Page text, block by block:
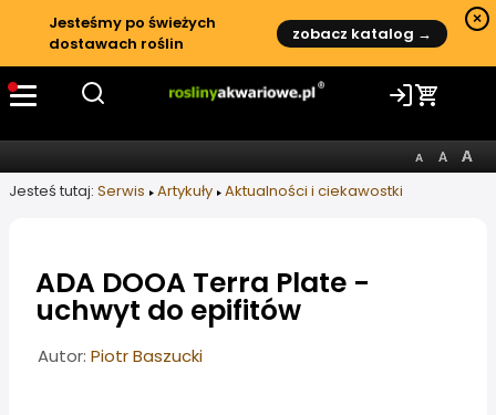
Jesteśmy po świeżych
dostawach roślin
zobacz katalog →
×
Jesteś tutaj: Serwis Artykuły Aktualności i ciekawostki
ADA DOOA Terra Plate -
uchwyt do epifitów
Informacje o artykule
Autor: Piotr Baszucki